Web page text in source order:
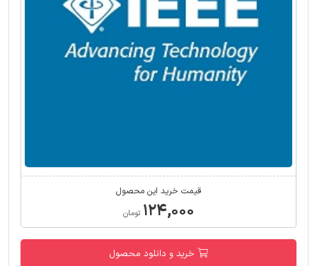
قیمت خرید این محصول
۱۲۴,۰۰۰ تومان
خرید و دانلود محصول